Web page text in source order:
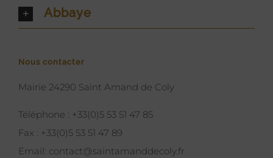
Abbaye
Nous contacter
Mairie 24290 Saint Amand de Coly
Téléphone : +33(0)5 53 51 47 85
Fax : +33(0)5 53 51 47 89
Email: contact@saintamanddecoly.fr